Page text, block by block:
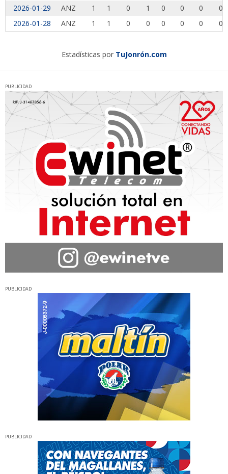
2026-01-29
ANZ 1 1 0 1 0 0 0
0
2026-01-28
ANZ 1 1 0 0 0 0 0 0
Estadísticas por TuJonrón.com
PUBLICIDAD
PUBLICIDAD
PUBLICIDAD